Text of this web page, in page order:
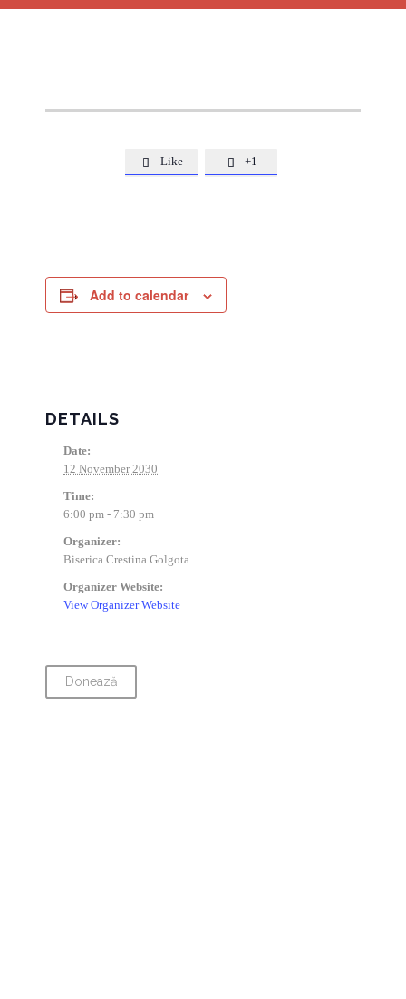
 Like  +1
Add to calendar
DETAILS
Date:
12 November 2030
Time:
6:00 pm - 7:30 pm
Organizer:
Biserica Crestina Golgota
Organizer Website:
View Organizer Website
Donează